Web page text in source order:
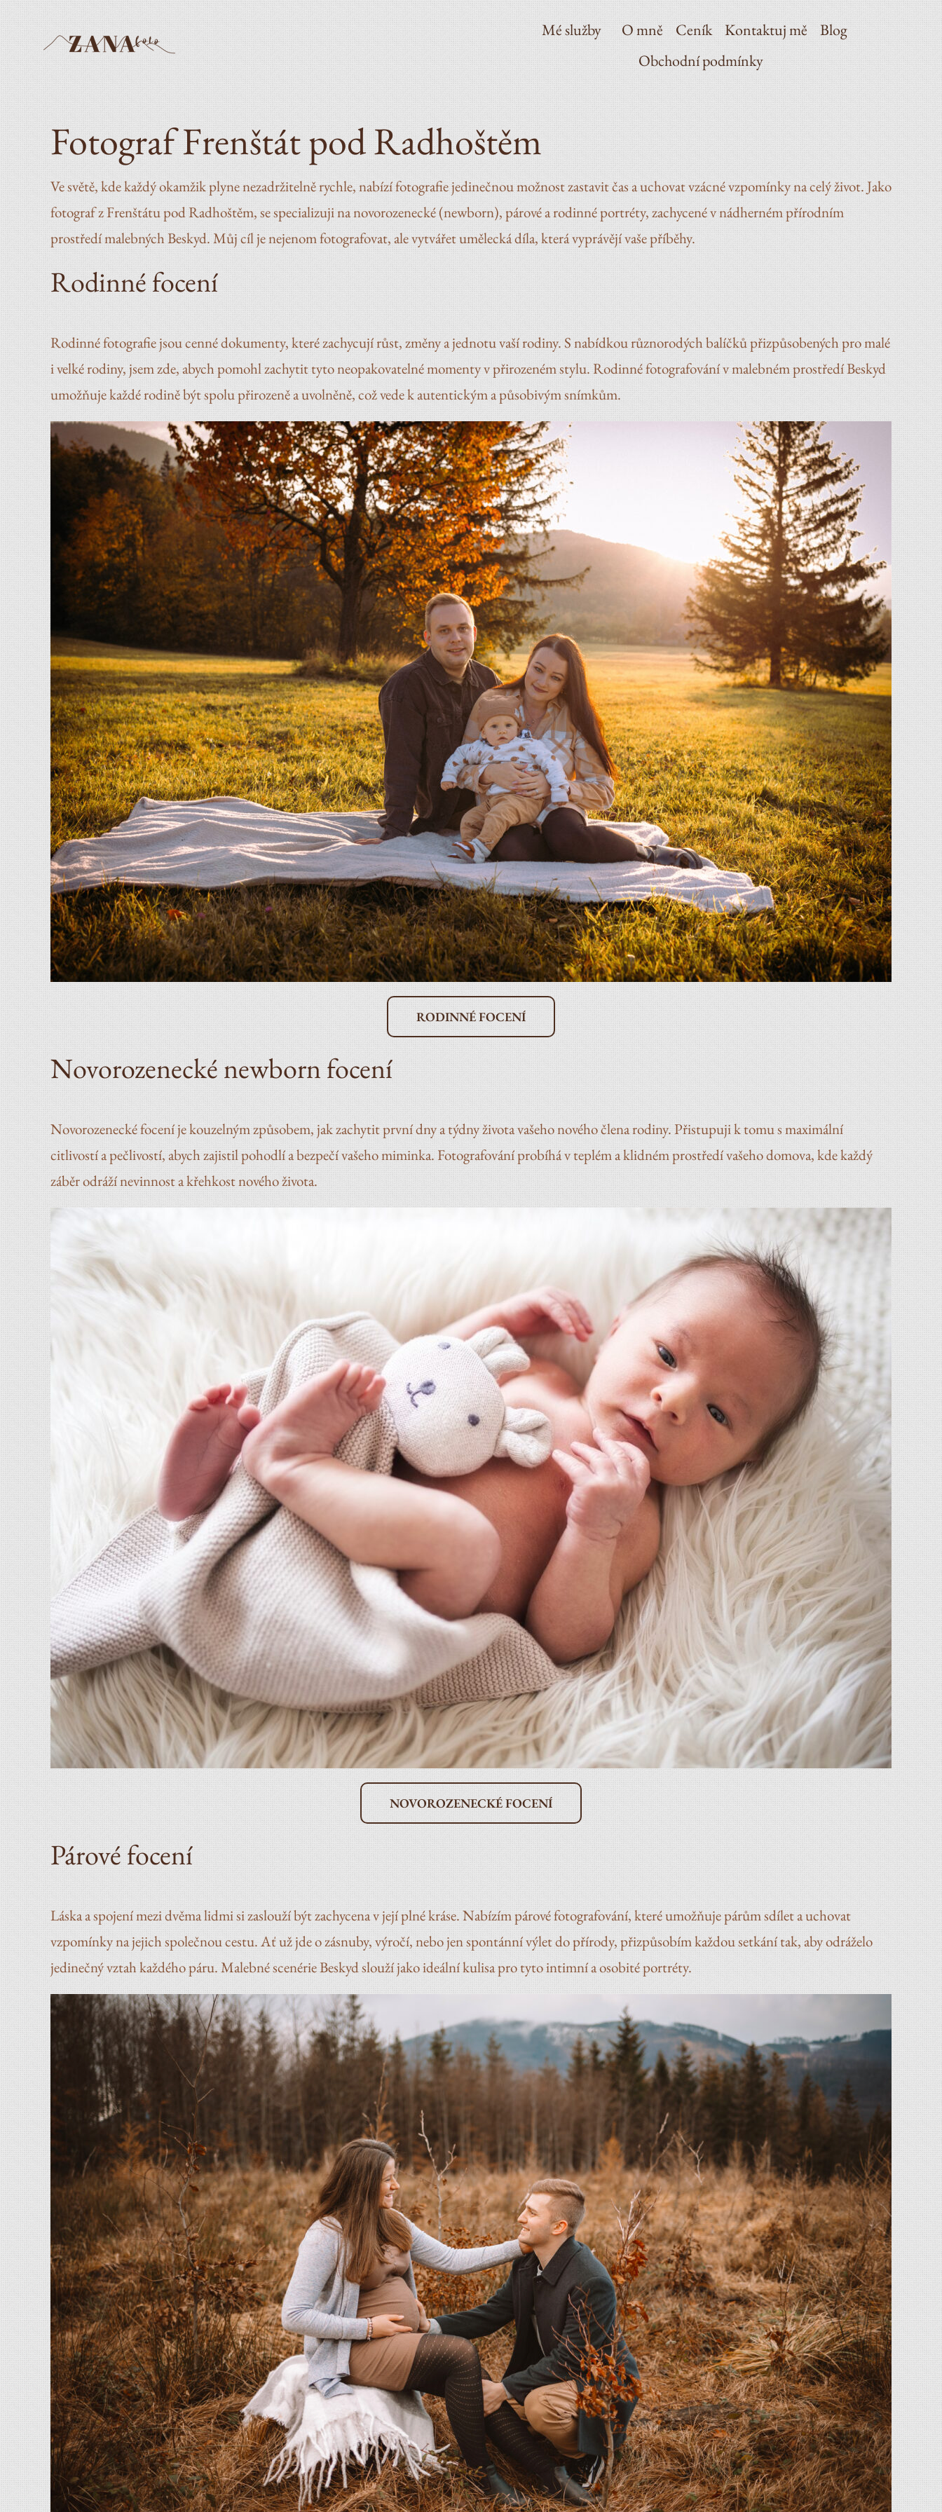
Mé služby O mně Ceník Kontaktuj mě
Blog
Obchodní podmínky
Fotograf Frenštát pod Radhoštěm
Ve světě, kde každý okamžik plyne nezadržitelně rychle, nabízí fotografie jedinečnou možnost zastavit čas a uchovat vzácné vzpomínky na celý život. Jako
fotograf z Frenštátu pod Radhoštěm, se specializuji na novorozenecké (newborn), párové a rodinné portréty, zachycené v nádherném přírodním
prostředí malebných Beskyd. Můj cíl je nejenom fotografovat, ale vytvářet umělecká díla, která vyprávějí vaše příběhy.
Rodinné focení
Rodinné fotografie jsou cenné dokumenty, které zachycují růst, změny a jednotu vaší rodiny. S nabídkou různorodých balíčků přizpůsobených pro malé
i velké rodiny, jsem zde, abych pomohl zachytit tyto neopakovatelné momenty v přirozeném stylu. Rodinné fotografování v malebném prostředí Beskyd
umožňuje každé rodině být spolu přirozeně a uvolněně, což vede k autentickým a působivým snímkům.
RODINNÉ FOCENÍ
Novorozenecké newborn focení
Novorozenecké focení je kouzelným způsobem, jak zachytit první dny a týdny života vašeho nového člena rodiny. Přistupuji k tomu s maximální
citlivostí a pečlivostí, abych zajistil pohodlí a bezpečí vašeho miminka. Fotografování probíhá v teplém a klidném prostředí vašeho domova, kde každý
záběr odráží nevinnost a křehkost nového života.
NOVOROZENECKÉ FOCENÍ
Párové focení
Láska a spojení mezi dvěma lidmi si zaslouží být zachycena v její plné kráse. Nabízím párové fotografování, které umožňuje párům sdílet a uchovat
vzpomínky na jejich společnou cestu. Ať už jde o zásnuby, výročí, nebo jen spontánní výlet do přírody, přizpůsobím každou setkání tak, aby odráželo
jedinečný vztah každého páru. Malebné scenérie Beskyd slouží jako ideální kulisa pro tyto intimní a osobité portréty.